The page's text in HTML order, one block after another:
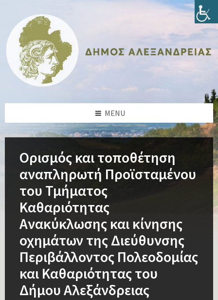
content
sidebar
sidebar
footer
MENU
Ορισμός και τοποθέτηση
αναπληρωτή Προϊσταμένου
του Τμήματος
Καθαριότητας
Ανακύκλωσης και κίνησης
οχημάτων της Διεύθυνσης
Περιβάλλοντος Πολεοδομίας
και Καθαριότητας του
Δήμου Αλεξάνδρειας